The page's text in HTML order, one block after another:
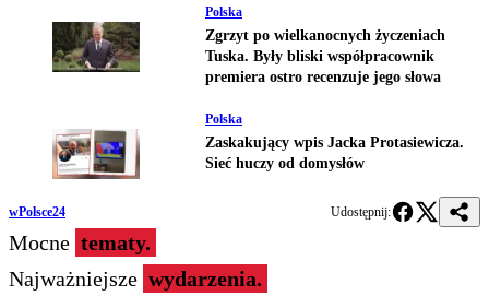
Polska
Zgrzyt po wielkanocnych życzeniach
Tuska. Były bliski współpracownik
premiera ostro recenzuje jego słowa
Polska
Zaskakujący wpis Jacka Protasiewicza.
Sieć huczy od domysłów
wPolsce24 Udostępnij:
Mocne tematy.
Najważniejsze wydarzenia.